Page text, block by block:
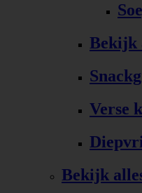
Bekijk
Verse
Bekijk